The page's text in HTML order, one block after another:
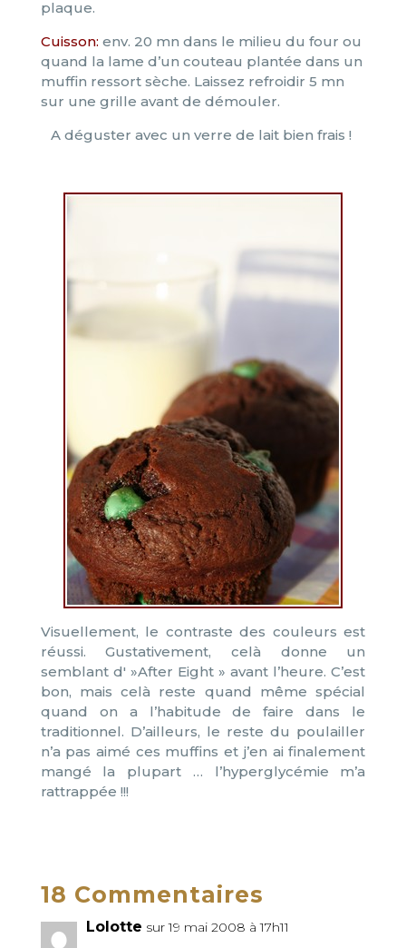
plaque.
Cuisson: env. 20 mn dans le milieu du four ou
quand la lame d’un couteau plantée dans un
muffin ressort sèche. Laissez refroidir 5 mn
sur une grille avant de démouler.
A déguster avec un verre de lait bien frais !
Visuellement, le contraste des couleurs est
réussi. Gustativement, celà donne un
semblant d' »After Eight » avant l’heure. C’est
bon, mais celà reste quand même spécial
quand on a l’habitude de faire dans le
traditionnel. D’ailleurs, le reste du poulailler
n’a pas aimé ces muffins et j’en ai finalement
mangé la plupart … l’hyperglycémie m’a
rattrappée !!!
18 Commentaires
Lolotte sur 19 mai 2008 à 17h11